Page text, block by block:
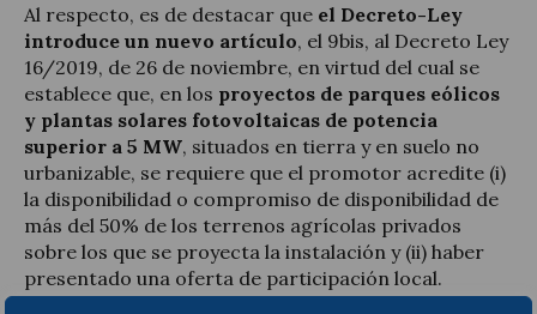
Al respecto, es de destacar que el Decreto-Ley
introduce un nuevo artículo, el 9bis, al Decreto Ley
16/2019, de 26 de noviembre, en virtud del cual se
establece que, en los proyectos de parques eólicos
y plantas solares fotovoltaicas de potencia
superior a 5 MW, situados en tierra y en suelo no
urbanizable, se requiere que el promotor acredite (i)
la disponibilidad o compromiso de disponibilidad de
más del 50% de los terrenos agrícolas privados
sobre los que se proyecta la instalación y (ii) haber
presentado una oferta de participación local.